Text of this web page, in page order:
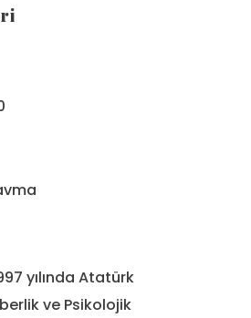
yılında Atatürk
ve Psikolojik